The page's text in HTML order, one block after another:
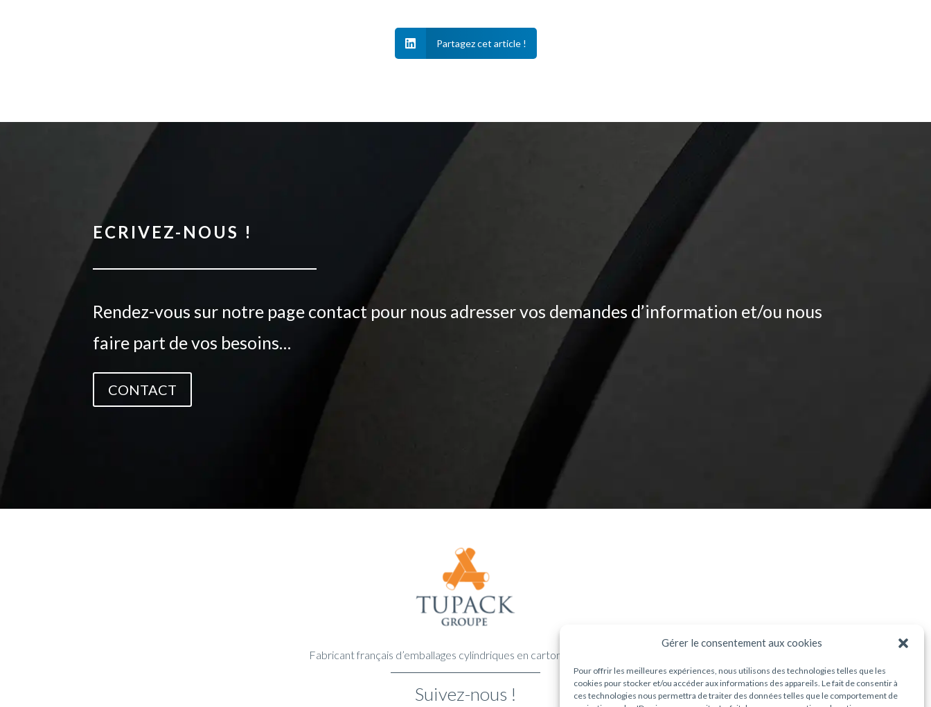
Gérer le consentement aux cookies
Pour offrir les meilleures expériences, nous utilisons des technologies telles que les
cookies pour stocker et/ou accéder aux informations des appareils. Le fait de consentir à
ces technologies nous permettra de traiter des données telles que le comportement de
 Partagez cet article !
ECRIVEZ-NOUS !
Rendez-vous sur notre page contact pour nous adresser vos demandes d’information et/ou nous
faire part de vos besoins…
CONTACT
Fabricant français d’emballages cylindriques en carton depuis 1953
Suivez-nous !